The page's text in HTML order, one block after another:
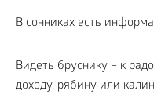
В сонниках есть
Видеть бруснику – к
доходу, рябину или